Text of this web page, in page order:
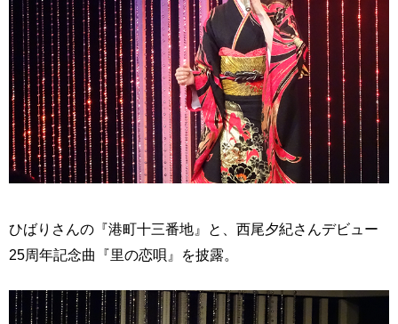
ひばりさんの『港町十三番地』と、西尾夕紀さんデビュー
25周年記念曲『里の恋唄』を披露。